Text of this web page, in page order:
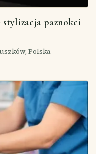
paznokci
Polska